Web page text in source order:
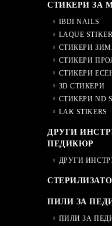
СТИКЕРИ ЗА
IBDI NAILS
LAQUE
СТИКЕРИ
СТИКЕРИ
СТИКЕРИ
3D СТИКЕРИ
СТИКЕРИ ND
LAK STIKERS
ДРУГИ
ПЕДИКЮР
ДРУГИ
ПИЛИ ЗА
ПИЛИ ЗА